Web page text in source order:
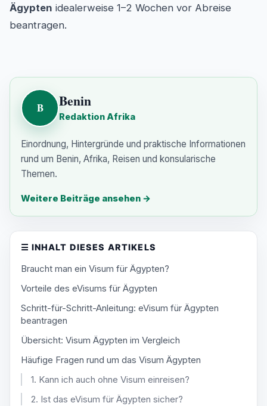
Ägypten idealerweise 1–2 Wochen vor Abreise
beantragen.
B Benin
Redaktion Afrika
Einordnung, Hintergründe und praktische Informationen
rund um Benin, Afrika, Reisen und konsularische
Themen.
Weitere Beiträge ansehen →
☰ INHALT DIESES ARTIKELS
Braucht man ein Visum für Ägypten?
Vorteile des eVisums für Ägypten
Schritt-für-Schritt-Anleitung: eVisum für Ägypten
beantragen
Übersicht: Visum Ägypten im Vergleich
Häufige Fragen rund um das Visum Ägypten
1. Kann ich auch ohne Visum einreisen?
2. Ist das eVisum für Ägypten sicher?